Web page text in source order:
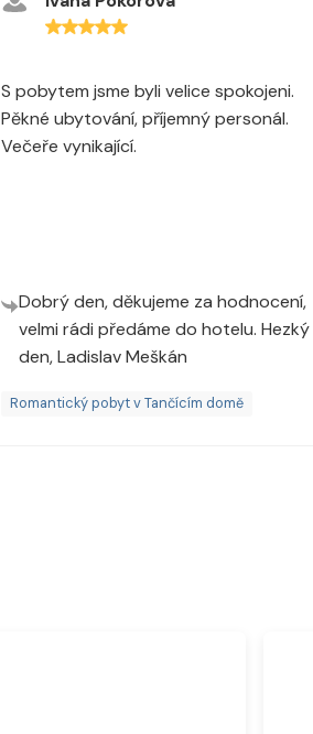
S pobytem jsme byli velice spokojeni.
Pěkné ubytování, příjemný personál.
Večeře vynikající.
Dobrý den, děkujeme za hodnocení,
velmi rádi předáme do hotelu. Hezký
den, Ladislav Meškán
Romantický pobyt v Tančícím domě